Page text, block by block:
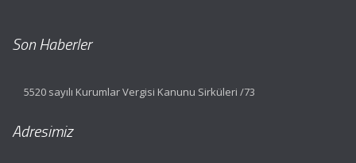
Son Haberler
5520 sayılı Kurumlar Vergisi Kanunu Sirküleri /73
Adresimiz